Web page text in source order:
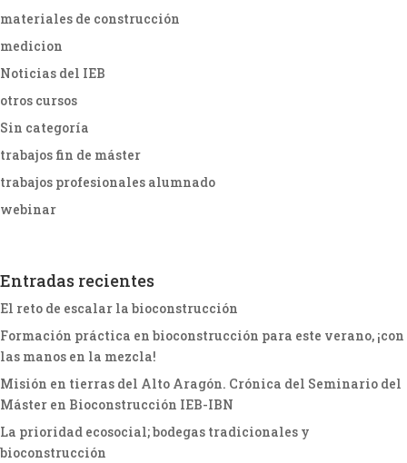
materiales de construcción
medicion
Noticias del IEB
otros cursos
Sin categoría
trabajos fin de máster
trabajos profesionales alumnado
webinar
Entradas recientes
El reto de escalar la bioconstrucción
Formación práctica en bioconstrucción para este verano, ¡con
las manos en la mezcla!
Misión en tierras del Alto Aragón. Crónica del Seminario del
Máster en Bioconstrucción IEB-IBN
La prioridad ecosocial; bodegas tradicionales y
bioconstrucción